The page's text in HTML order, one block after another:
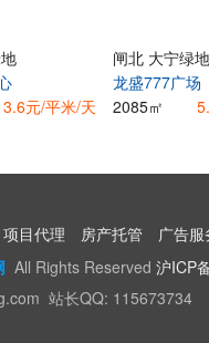
3.6元/平米/天
闸北 大宁绿地
龙盛777广场
2085㎡
项目代理 房产托管
广告服
All Rights Reserved 沪ICP
站长QQ: 115673734